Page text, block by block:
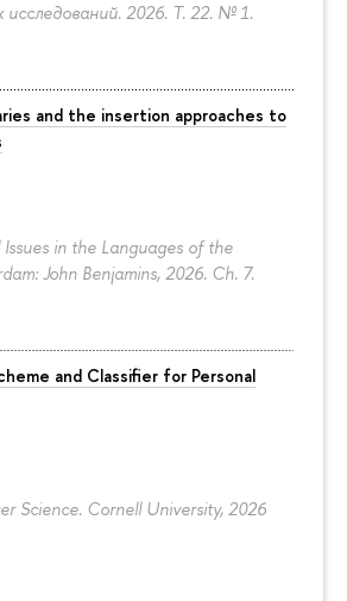
исследований. 2026. Т. 22. № 1.
and the insertion approaches to
in the Languages of the
John Benjamins, 2026. Ch. 7.
and Classifier for Personal
Science. Cornell University, 2026